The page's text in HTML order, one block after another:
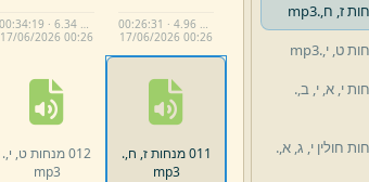
ח,.
mp3
י,.
mp3
א, י, ב,.
ג, א,.
00:26:31 · 4.96 MB
17/06/2026 00:26
00:34:19 · 6.34 MB
17/06/2026 00:26
011 מנחות ז, ח,.
mp3
012 מנחות ט, י,.
mp3